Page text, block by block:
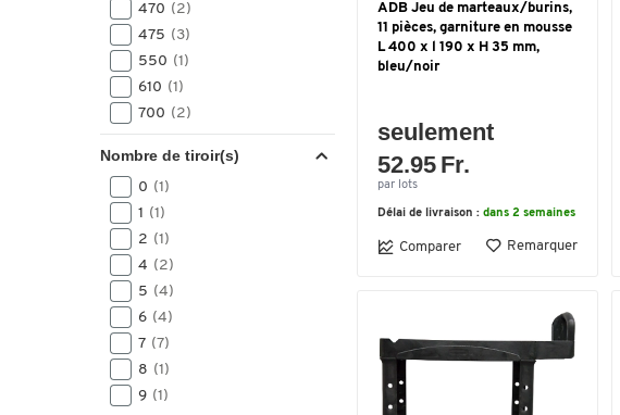
470 (2)
475 (3)
550 (1)
610 (1)
700 (2)
Nombre de tiroir(s)
0 (1)
1 (1)
2 (1)
4 (2)
5 (4)
6 (4)
7 (7)
8 (1)
9 (1)
ADB Jeu de marteaux/burins,
11 pièces, garniture en mousse
L 400 x l 190 x H 35 mm,
bleu/noir
seulement
52.95 Fr.
par lots
Délai de livraison : dans 2 semaines
Comparer Remarquer